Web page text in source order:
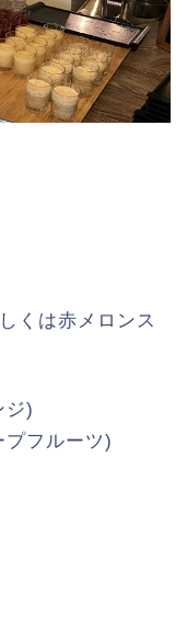
くは赤メロンス
ジ)
プフルーツ)